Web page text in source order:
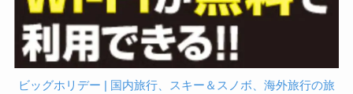
ビッグホリデー | 国内旅行、スキー＆スノボ、海外旅行の旅